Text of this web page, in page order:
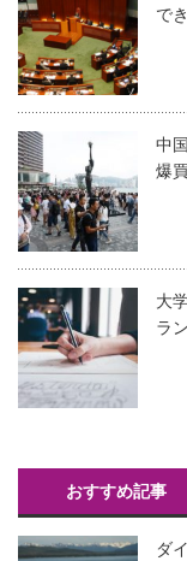
で
中
爆
大
ラ
おすすめ記事
ダ